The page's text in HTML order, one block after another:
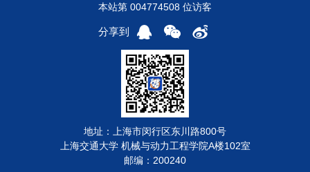
本站第 004774508 位访客
分享到
地址：上海市闵行区东川路800号
上海交通大学 机械与动力工程学院A楼102室
邮编：200240